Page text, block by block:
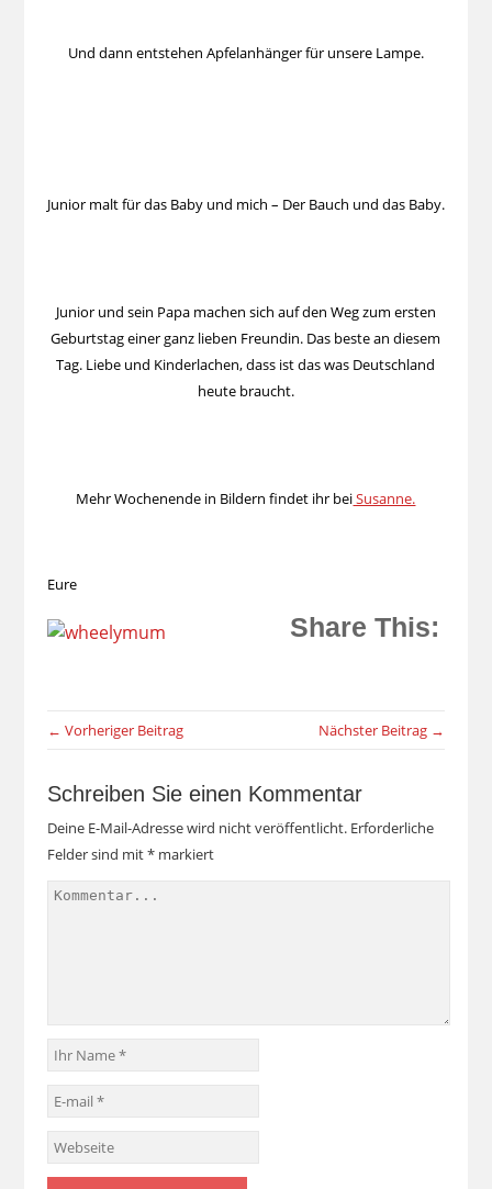
Und dann entstehen Apfelanhänger für unsere Lampe.
Junior malt für das Baby und mich – Der Bauch und das Baby.
Junior und sein Papa machen sich auf den Weg zum ersten
Geburtstag einer ganz lieben Freundin. Das beste an diesem
Tag. Liebe und Kinderlachen, dass ist das was Deutschland
heute braucht.
Mehr Wochenende in Bildern findet ihr beiSusanne.
Eure
Share This:
← Vorheriger Beitrag Nächster Beitrag →
Schreiben Sie einen Kommentar
Deine E-Mail-Adresse wird nicht veröffentlicht. Erforderliche
Felder sind mit*markiert